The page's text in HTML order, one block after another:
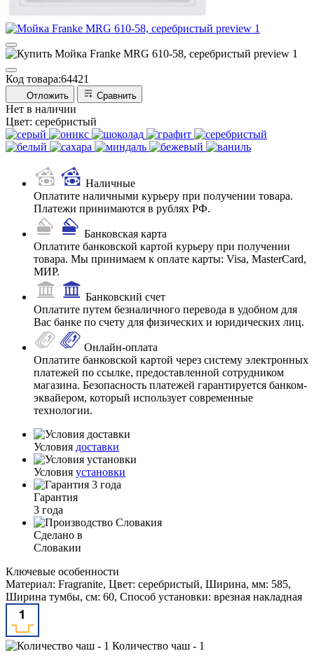
Код товара:64421
Отложить Сравнить
Нет в наличии
Цвет: серебристый
Наличные
Оплатите наличными курьеру при получении товара.
Платежи принимаются в рублях РФ.
Банковская карта
Оплатите банковской картой курьеру при получении
товара. Мы принимаем к оплате карты: Visa, MasterCard,
МИР.
Банковский счет
Оплатите путем безналичного перевода в удобном для
Вас банке по счету для физических и юридических лиц.
Онлайн-оплата
Оплатите банковской картой через систему электронных
платежей по ссылке, предоставленной сотрудником
магазина. Безопасность платежей гарантируется банком-
эквайером, который использует современные
технологии.
Условия доставки
Условия установки
Гарантия
3 года
Сделано в
Словакии
Ключевые особенности
Материал: Fragranite, Цвет: серебристый, Ширина, мм: 585,
Ширина тумбы, см: 60, Способ установки: врезная накладная
Количество чаш - 1